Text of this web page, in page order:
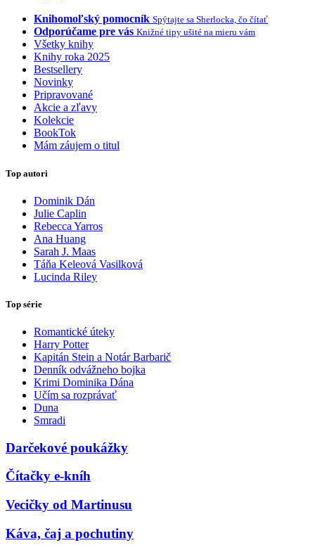
Knihomoľský pomocník Spýtajte sa Sherlocka, čo čítať
Odporúčame pre vás Knižné tipy ušité na mieru vám
Všetky knihy
Knihy roka 2025
Bestsellery
Novinky
Pripravované
Akcie a zľavy
Kolekcie
BookTok
Mám záujem o titul
Top autori
Dominik Dán
Julie Caplin
Rebecca Yarros
Ana Huang
Sarah J. Maas
Táňa Keleová Vasilková
Lucinda Riley
Top série
Romantické úteky
Harry Potter
Kapitán Stein a Notár Barbarič
Denník odvážneho bojka
Krimi Dominika Dána
Učím sa rozprávať
Duna
Smradi
Darčekové poukážky
Čítačky e-kníh
Vecičky od Martinusu
Káva, čaj a pochutiny